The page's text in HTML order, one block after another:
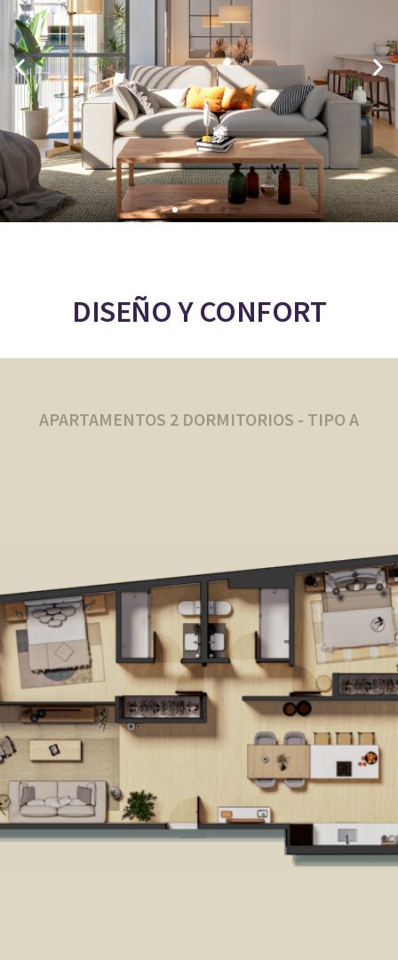
DISEÑO Y CONFORT
APARTAMENTOS 2 DORMITORIOS - TIPO A